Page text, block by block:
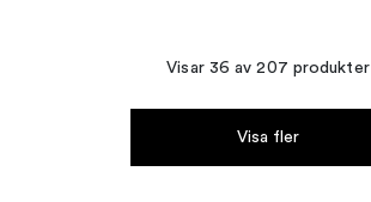
Visar 36 av 207 produkter
Visa fler